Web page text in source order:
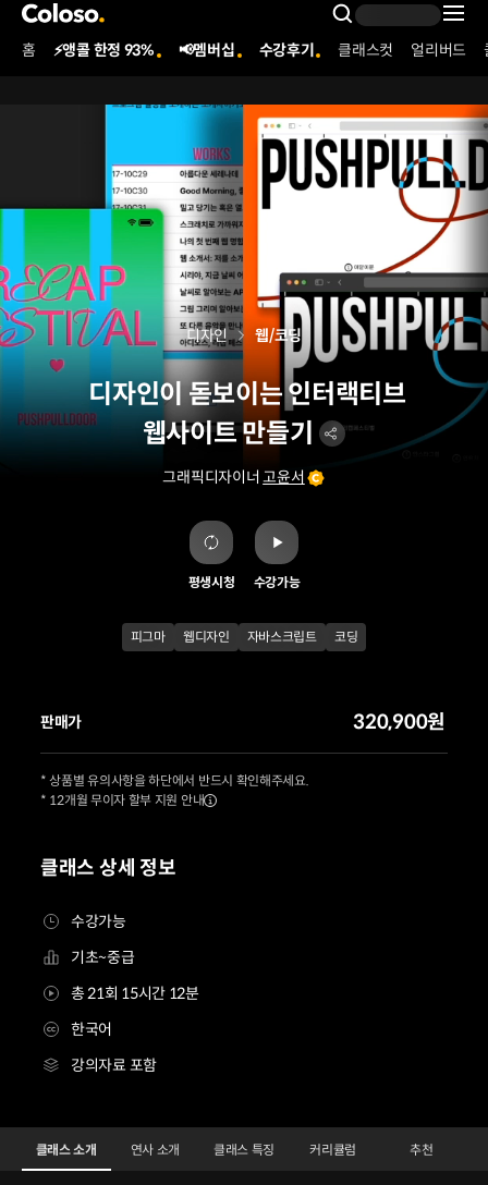
콜로소
Search
Coloso Menu
홈 ⚡앵콜 한정 93% 📢멤버십 수강후기 클래스컷 얼리버드
디자인이 돋보이는 인터랙티브
웹사이트 만들기
그래픽디자이너 고윤서
디자인 웹/코딩
평생시청 수강가능
피그마 웹디자인 자바스크립트 코딩
클래스 상세 정보
수강가능
기초~중급
총 21회 15시간 12분
한국어
강의자료 포함
판매가 320,900원
* 상품별 유의사항을 하단에서 반드시 확인해주세요.
* 12개월 무이자 할부 지원 안내
그래픽디자이너 고윤서 Details
Configuration Information Shortcuts
클래스 소개 연사 소개 클래스 특징 커리큘럼 추천